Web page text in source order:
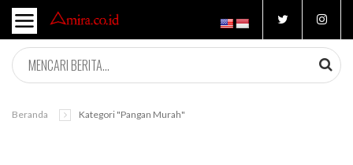
Beranda Kategori "pangan Murah"